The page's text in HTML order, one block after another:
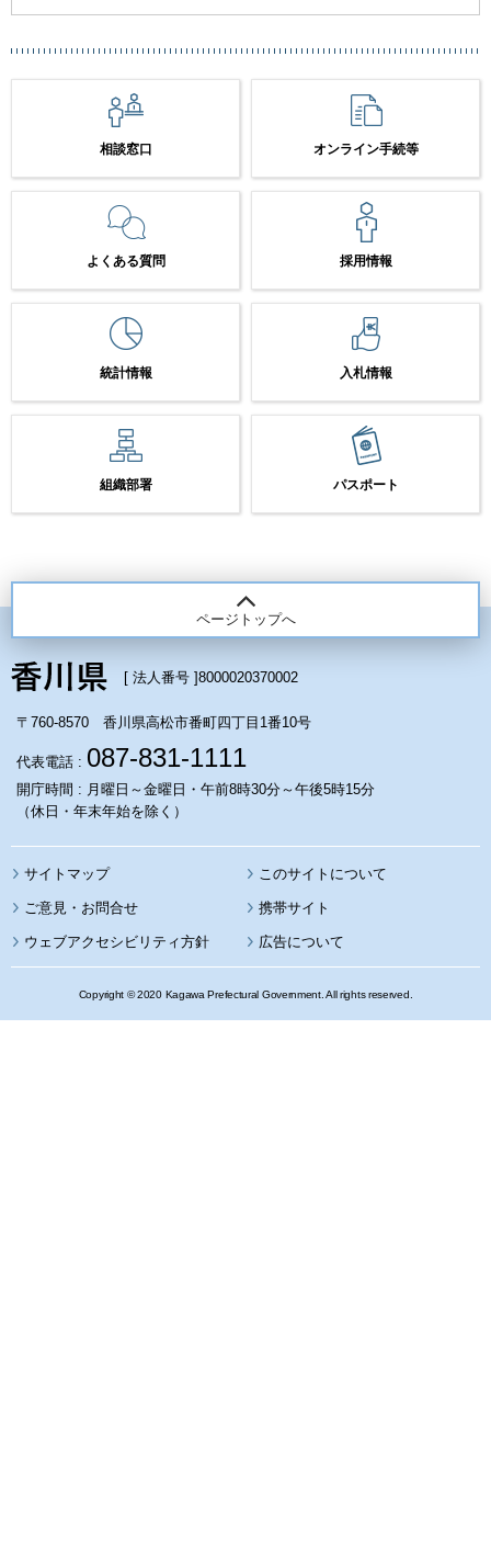
相談窓口 オンライン手続等
よくある質問 採用情報
統計情報 入札情報
組織部署 パスポート
ページトップへ
[ 法人番号 ]8000020370002
〒760-8570 香川県高松市番町四丁目1番10号
代表電話 : 087-831-1111
開庁時間 : 月曜日～金曜日・午前8時30分～午後5時15分
（休日・年末年始を除く）
サイトマップ このサイトについて
携帯サイト
ウェブアクセシビリティ方針 広告について
Copyright © 2020 Kagawa Prefectural Government. All rights reserved.